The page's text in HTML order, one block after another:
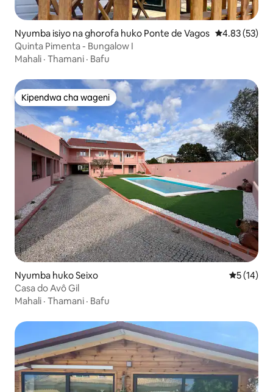
Nyumba isiyo na ghorofa huko Ponte de Vagos Ukadiriaji wa
4.83 (53)
Quinta Pimenta - Bungalow I
Mahali · Thamani · Bafu
Kipendwa cha wageni
Kipendwa cha wageni
Nyumba huko Seixo Ukadiriaji
5 (14)
Casa do Avô Gil
Mahali · Thamani · Bafu